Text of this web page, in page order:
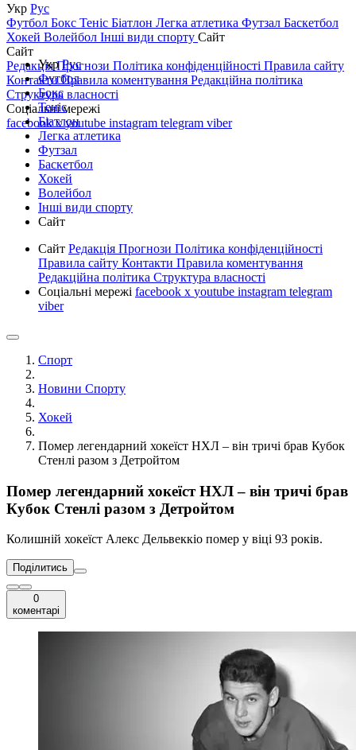
Укр Рус
Футбол Бокс Теніс Біатлон Легка атлетика Футзал Баскетбол
Хокей Волейбол Інші види спорту Сайт
Сайт
РедакціяПрогнози Політика конфіденційності Правила сайту
КонтактиПравила коментування Редакційна політика
Структура власності
Соціальні мережі
facebookxyoutube instagram telegram viber
УкрРус
Футбол
Бокс
Теніс
Біатлон
Легка атлетика
Футзал
Баскетбол
Хокей
Волейбол
Інші види спорту
Сайт
Сайт Редакція Прогнози Політика конфіденційності
Правила сайту Контакти Правила коментування
Редакційна політика Структура власності
Соціальні мережі facebook x youtube instagram telegram
viber
Спорт
Новини Спорту
Хокей
Помер легендарний хокеїст НХЛ – він тричі брав Кубок
Стенлі разом з Детройтом
Помер легендарний хокеїст НХЛ – він тричі брав
Кубок Стенлі разом з Детройтом
Колишній хокеїст Алекс Дельвеккіо помер у віці 93 років.
Поділитись
0
коментарі